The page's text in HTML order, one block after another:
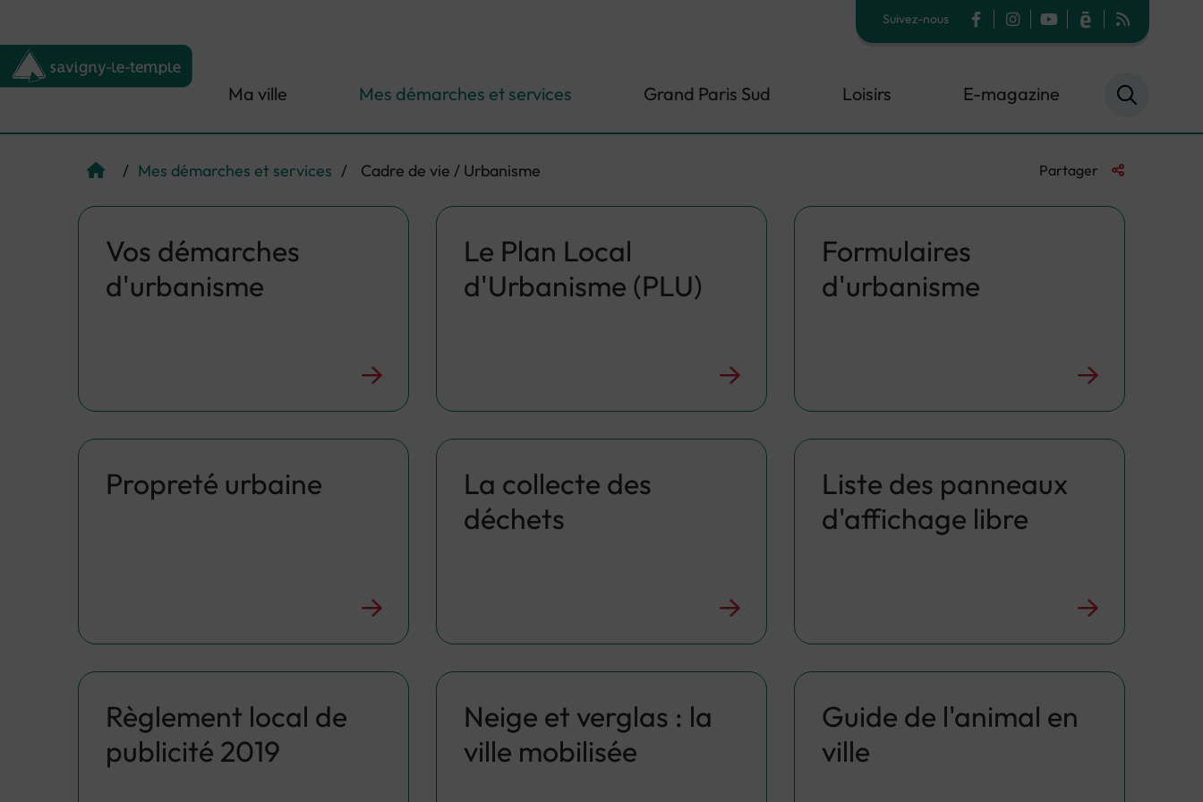
Retour à l'accueil
Suivez-nous FacebookInstagram
YouTubeCalaméoFlux RSS
Ma ville Mes démarches et services Grand Paris Sud Loisirs E-magazine
Page d'accueil du site
/ Mes démarches et services / Cadre de vie / Urbanisme Partager Liste des liens
Vos démarches
d'urbanisme
Le Plan Local
d'Urbanisme (PLU)
Formulaires
d'urbanisme
Propreté urbaine
La collecte des
déchets
Liste des panneaux
d'affichage libre
Règlement local de
publicité 2019
Neige et verglas : la
ville mobilisée
Guide de l'animal en
ville